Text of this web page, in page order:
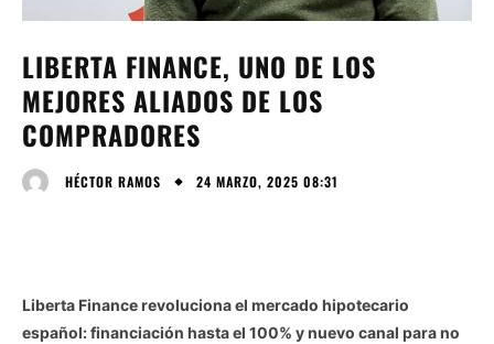
LIBERTA FINANCE, UNO DE LOS
MEJORES ALIADOS DE LOS
COMPRADORES
HÉCTOR RAMOS 24 MARZO, 2025 08:31
Liberta Finance revoluciona el mercado hipotecario
español: financiación hasta el 100% y nuevo canal para no